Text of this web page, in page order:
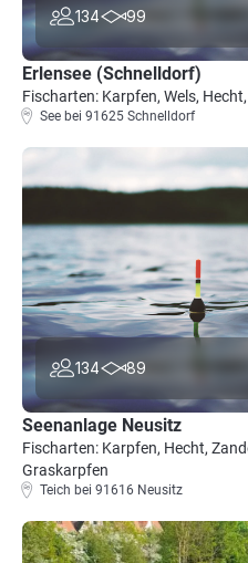
134 99
Erlensee (Schnelldorf)
Fischarten: Karpfen, Wels,
See bei 91625 Schnelldorf
134 89
Seenanlage Neusitz
Fischarten: Karpfen, Hecht,
Graskarpfen
Teich bei 91616 Neusitz